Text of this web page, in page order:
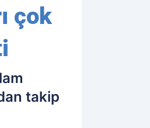
çok
takip